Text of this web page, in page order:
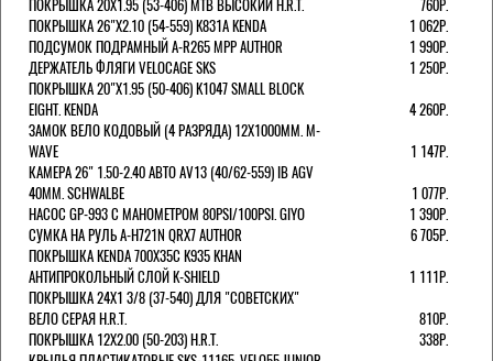
ПОКРЫШКА 20X1.95 (53-406) MTB ВЫСОКИЙ H.R.T.
760Р.
ПОКРЫШКА 26"Х2.10 (54-559) K831A KENDA
1 062Р.
ПОДСУМОК ПОДРАМНЫЙ A-R265 MPP AUTHOR
1 990Р.
ДЕРЖАТЕЛЬ ФЛЯГИ VELOCAGE SKS
1 250Р.
ПОКРЫШКА 20"Х1.95 (50-406) K1047 SMALL BLOCK
EIGHT. KENDA
4 260Р.
ЗАМОК ВЕЛО КОДОВЫЙ (4 РАЗРЯДА) 12Х1000ММ. M-
WAVE
1 147Р.
КАМЕРА 26" 1.50-2.40 АВТО AV13 (40/62-559) IB AGV
40MM. SCHWALBE
1 077Р.
НАСОС GP-993 С МАНОМЕТРОМ 80PSI/100PSI. GIYO
1 390Р.
СУМКА НА РУЛЬ A-H721N QRX7 AUTHOR
6 705Р.
ПОКРЫШКА KENDA 700Х35С K935 KHAN
АНТИПРОКОЛЬНЫЙ СЛОЙ K-SHIELD
1 111Р.
ПОКРЫШКА 24X1 3/8 (37-540) ДЛЯ "СОВЕТСКИХ"
ВЕЛО СЕРАЯ H.R.T.
810Р.
ПОКРЫШКА 12X2.00 (50-203) H.R.T.
338Р.